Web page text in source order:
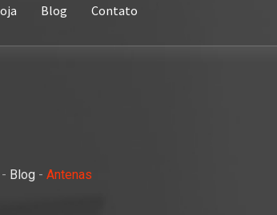
Blog Contato
- Blog - Antenas